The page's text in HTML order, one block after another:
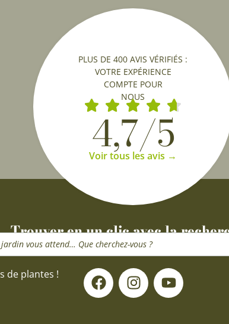
PLUS DE 400 AVIS VÉRIFIÉS :
VOTRE EXPÉRIENCE
COMPTE POUR
NOUS
4,7/5
Voir tous les avis →
Trouver en un clic avec la
de plantes ! F
a
c
I
n
s
Y
o
u